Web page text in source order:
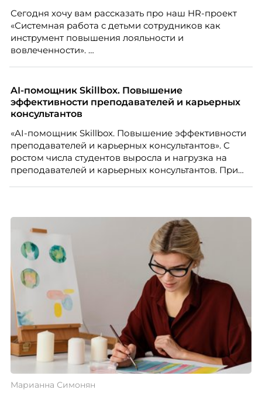
Сегодня хочу вам рассказать про наш HR-проект
«Системная работа с детьми сотрудников как
инструмент повышения лояльности и
вовлеченности».
AI-помощник Skillbox. Повышение
эффективности преподавателей и карьерных
консультантов
«AI-помощник Skillbox. Повышение эффективности
преподавателей и карьерных консультантов». С
ростом числа студентов выросла и нагрузка на
преподавателей и карьерных консультантов. При
процессы, сохранить качество поддержки и
масштабироваться без роста команды. Так и
появился AI-помощник, встроенный в платформу
Skillbox.
Марианна Симонян